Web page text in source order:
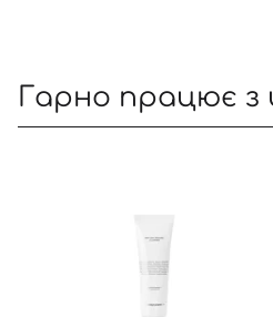
Гарно працює